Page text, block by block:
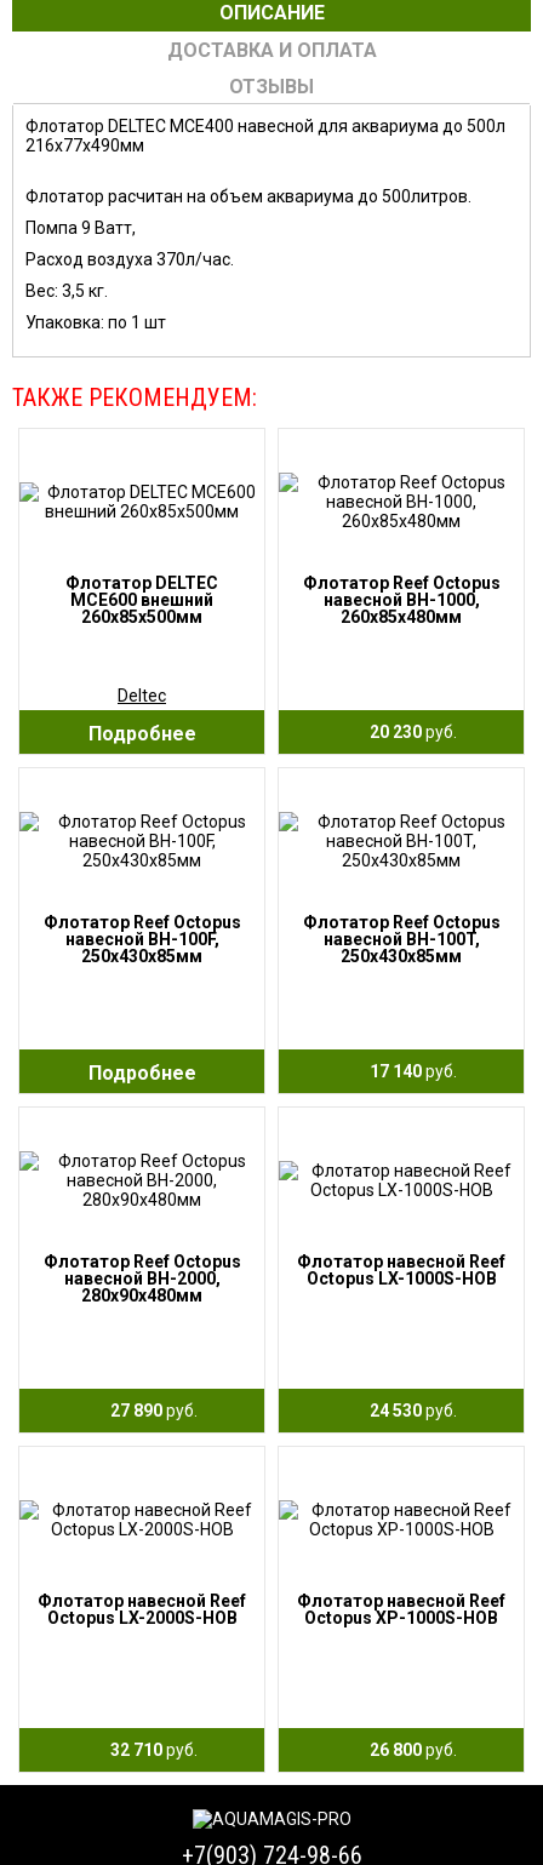
ОПИСАНИЕ
ДОСТАВКА И ОПЛАТА
ОТЗЫВЫ
Флотатор DELTEC MCE400 навесной для аквариума до 500л
216х77х490мм
Флотатор расчитан на объем аквариума до 500литров.
Помпа 9 Ватт,
Расход воздуха 370л/час.
Вес: 3,5 кг.
Упаковка: по 1 шт
ТАКЖЕ РЕКОМЕНДУЕМ:
Флотатор DELTEC
MCE600 внешний
260х85х500мм
Deltec
Подробнее
Флотатор Reef Octopus
навесной BH-1000,
260x85x480мм
20 230руб.
Флотатор Reef Octopus
навесной BH-100F,
250x430x85мм
Подробнее
Флотатор Reef Octopus
навесной BH-100T,
250x430x85мм
17 140руб.
Флотатор Reef Octopus
навесной BH-2000,
280x90x480мм
27 890руб.
Флотатор навесной Reef
Octopus LX-1000S-HOB
24 530руб.
Флотатор навесной Reef
Octopus LX-2000S-HOB
32 710руб.
Флотатор навесной Reef
Octopus XP-1000S-HOB
26 800руб.
+7(903) 724-98-66